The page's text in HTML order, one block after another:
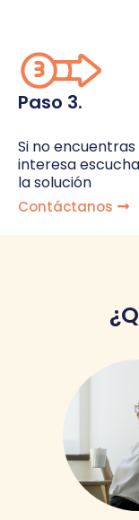
Paso 3.
Si no
interesa
la solución
Contáctanos